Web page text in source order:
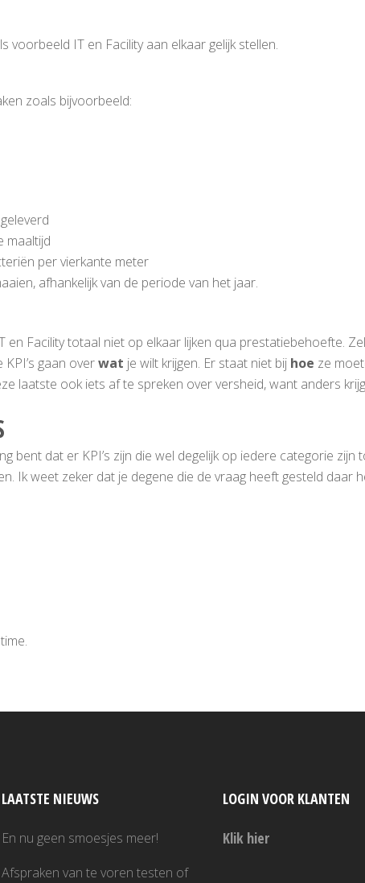
voorbeeld IT en Facility aan elkaar gelijk stellen.
zoals bijvoorbeeld:
maaltijd
per vierkante meter
afhankelijk van de periode van het jaar.
Facility totaal niet op elkaar lijken qua prestatiebehoefte.
gaan overwat je wilt krijgen. Er staat niet bij hoe ze
laatste ook iets af te spreken over versheid, want anders
bent dat er KPI’s zijn die wel degelijk op iedere categorie
Ik weet zeker dat je degene die de vraag heeft gesteld daar
LAATSTE NIEUWS
En nu geen smoesjes meer!
Afspraken van te voren testen of
LOGIN VOOR KLANTEN
Klik hier